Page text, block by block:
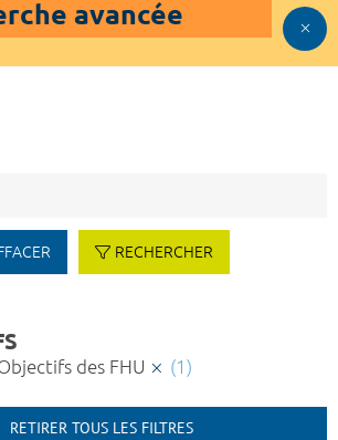
avancée
RECHERCHER
des FHU (1)
RETIRER TOUS LES FILTRES